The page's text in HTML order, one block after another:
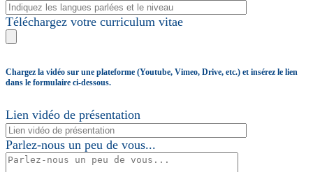
Téléchargez votre curriculum vitae
Chargez la vidéo sur une plateforme (Youtube, Vimeo, Drive, etc.) et insérez le lien
dans le formulaire ci-dessous.
Lien vidéo de présentation
Parlez-nous un peu de vous...